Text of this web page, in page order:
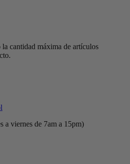
cantidad máxima de artículos
a viernes de 7am a 15pm)